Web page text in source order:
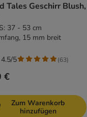
Tales Geschirr Blush,
37 - 53 cm
15 mm breit
€
5 (63)
Zum Warenkorb
hinzufügen